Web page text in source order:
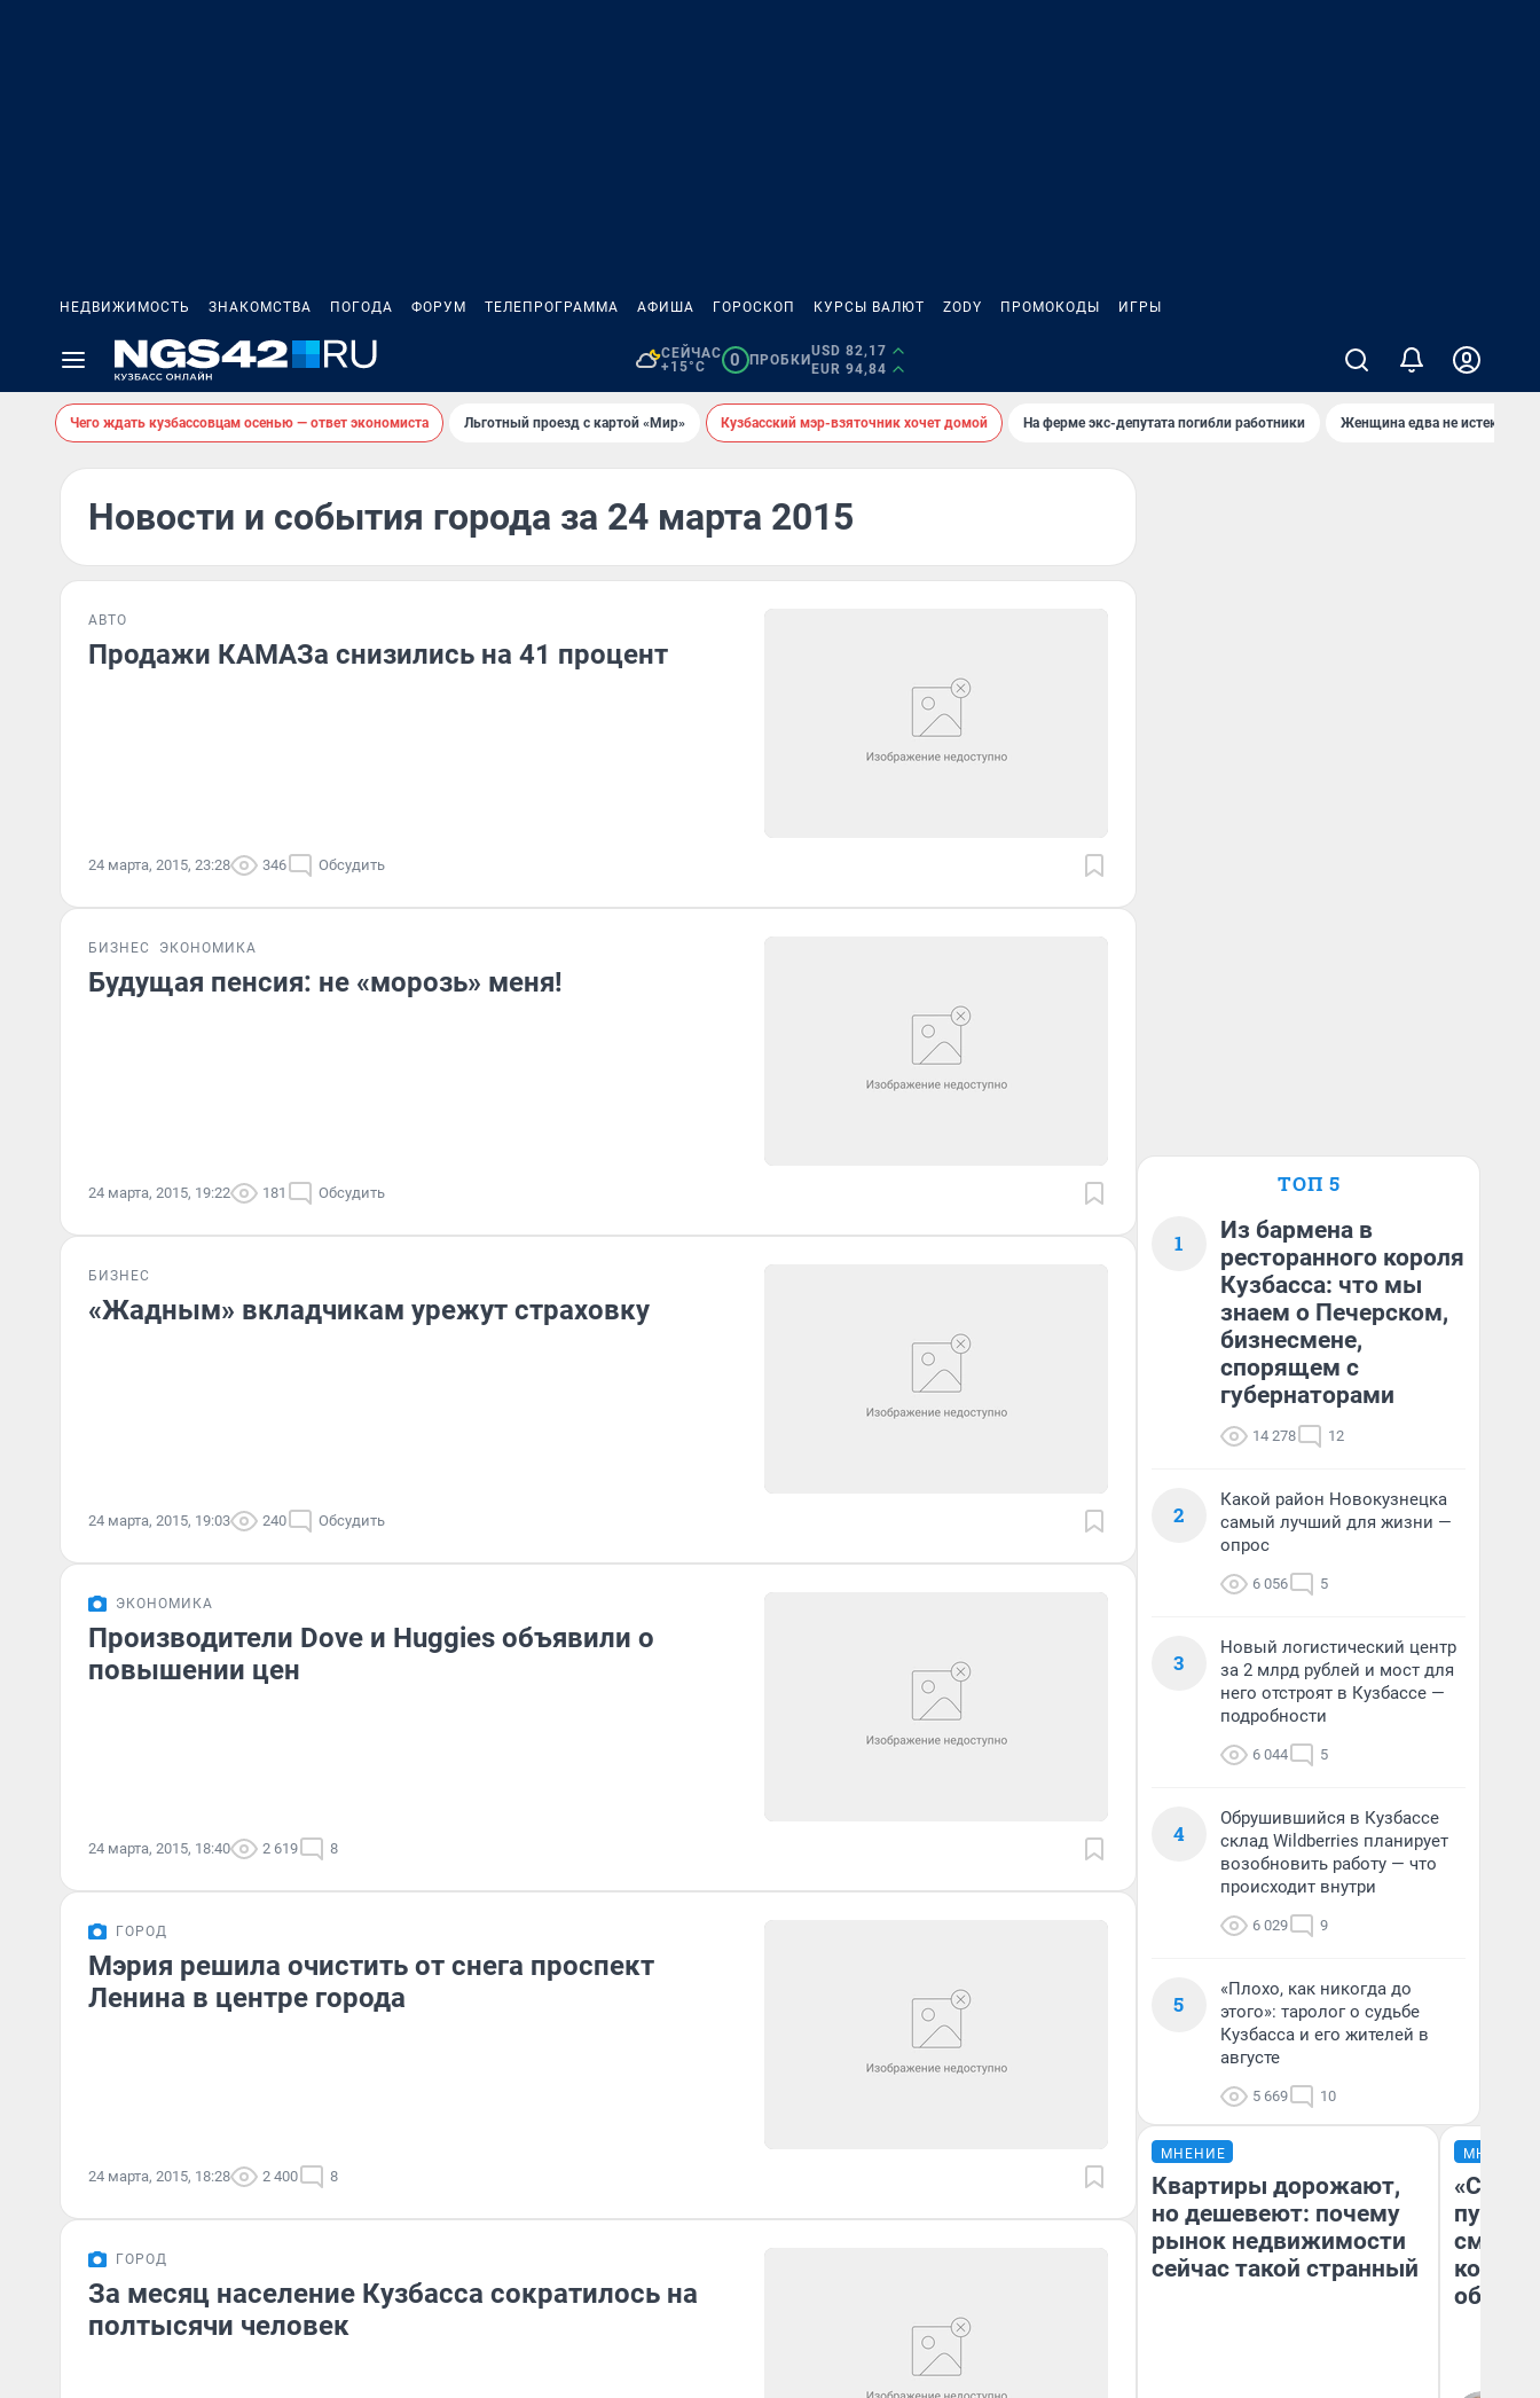
НЕДВИЖИМОСТЬ ЗНАКОМСТВА ПОГОДА ФОРУМ ТЕЛЕПРОГРАММА АФИША ГОРОСКОП КУРСЫ ВАЛЮТ ZODY ПРОМОКОДЫ ИГРЫ
СЕЙЧАС
+15°C
0 ПРОБКИ
USD 82,17
EUR 94,84
Чего ждать кузбассовцам осенью — ответ экономиста Льготный проезд с картой «Мир» Кузбасский мэр-взяточник хочет домой На ферме экс-депутата погибли работники Женщина едва не истекла
Новости и события города за 24 марта 2015
АВТО
Продажи КАМАЗа снизились на 41 процент
24 марта, 2015, 23:28 346 Обсудить
БИЗНЕС ЭКОНОМИКА
Будущая пенсия: не «морозь» меня!
24 марта, 2015, 19:22 181 Обсудить
БИЗНЕС
«Жадным» вкладчикам урежут страховку
24 марта, 2015, 19:03 240 Обсудить
ЭКОНОМИКА
Производители Dove и Huggies объявили о
повышении цен
24 марта, 2015, 18:40 2 619 8
ГОРОД
Мэрия решила очистить от снега проспект
Ленина в центре города
24 марта, 2015, 18:28 2 400 8
ГОРОД
За месяц население Кузбасса сократилось на
полтысячи человек
ТОП 5
1
Из бармена в
ресторанного короля
Кузбасса: что мы
знаем о Печерском,
бизнесмене,
спорящем с
губернаторами
14 278 12
2
Какой район Новокузнецка
самый лучший для жизни —
опрос
6 056 5
3
Новый логистический центр
за 2 млрд рублей и мост для
него отстроят в Кузбассе —
подробности
6 044 5
4
Обрушившийся в Кузбассе
склад Wildberries планирует
возобновить работу — что
происходит внутри
6 029 9
5
«Плохо, как никогда до
этого»: таролог о судьбе
Кузбасса и его жителей в
августе
5 669 10
МНЕНИЕ
Квартиры дорожают,
но дешевеют: почему
рынок недвижимости
сейчас такой странный
МНЕНИЕ